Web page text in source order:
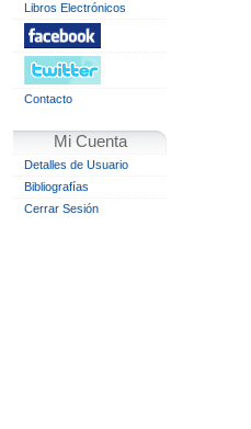
Libros Electrónicos
Contacto
Mi Cuenta
Detalles de Usuario
Bibliografías
Cerrar Sesión